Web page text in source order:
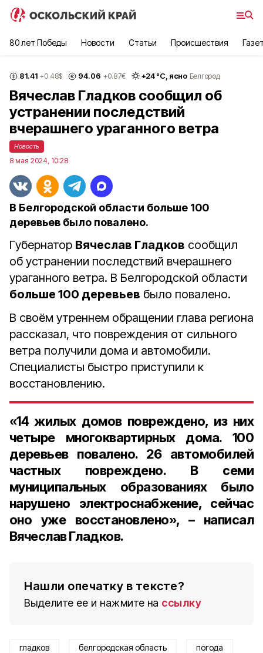
80 лет Победы Новости Статьи Происшествия
81.41 +0.48$ 94.06 +0.87€ +24°С, ясно Белгород
Вячеслав Гладков сообщил об
устранении последствий
вчерашнего ураганного ветра
Новость
8 мая 2024, 10:28
В Белгородской области больше 100
деревьев было повалено.
Губернатор Вячеслав Гладков сообщил
об устранении последствий вчерашнего
ураганного ветра. В Белгородской области
больше 100 деревьев было повалено.
В своём утреннем обращении глава региона
рассказал, что повреждения от сильного
ветра получили дома и автомобили.
Специалисты быстро приступили к
восстановлению.
«14 жилых домов повреждено, из них
четыре многоквартирных дома. 100
деревьев повалено. 26 автомобилей
частных повреждено. В семи
муниципальных образованиях было
нарушено электроснабжение, сейчас
оно уже восстановлено», – написал
Вячеслав Гладков.
Нашли опечатку в тексте?
Выделите ее и нажмите на ссылку
гладков белгородская область погода